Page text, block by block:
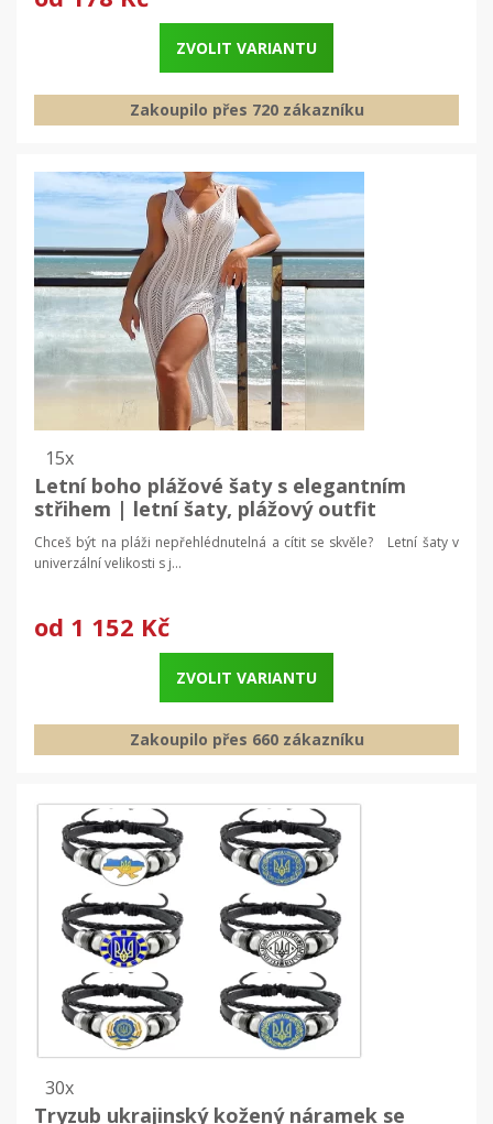
ZVOLIT VARIANTU
Zakoupilo přes 720 zákazníku
15x
Letní boho plážové šaty s elegantním
střihem | letní šaty, plážový outfit
Chceš být na pláži nepřehlédnutelná a cítit se skvěle? Letní šaty v
univerzální velikosti s j...
od 1 152 Kč
ZVOLIT VARIANTU
Zakoupilo přes 660 zákazníku
30x
Tryzub ukrajinský kožený náramek se